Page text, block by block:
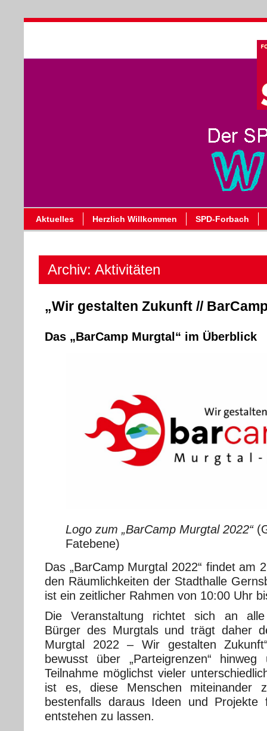
Aktuelles Herzlich Willkommen SPD-Forbach
Archiv: Aktivitäten
„Wir gestalten Zukunft //
Das „BarCamp Murgtal“ im Überblick
Logo zum „BarCamp Murgtal 2022“
Fatebene)
Das „BarCamp Murgtal 2022“ findet am
den Räumlichkeiten der Stadthalle
ist ein zeitlicher Rahmen von 10:00 Uhr
Die Veranstaltung richtet sich an
Bürger des Murgtals und trägt daher
Murgtal 2022 – Wir gestalten
bewusst über „Parteigrenzen“
Teilnahme möglichst vieler
ist es, diese Menschen miteinander
bestenfalls daraus Ideen und Projekte
entstehen zu lassen.